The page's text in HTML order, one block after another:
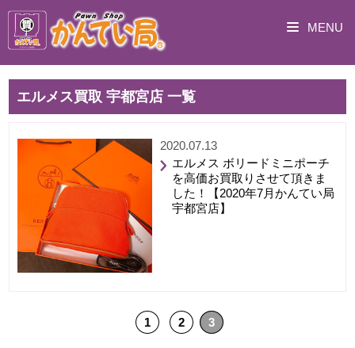
MENU
エルメス買取 宇都宮店 一覧
2020.07.13
エルメス ボリードミニポーチ
を高価お買取りさせて頂きま
した！【2020年7月かんてい局
宇都宮店】
1 2 3